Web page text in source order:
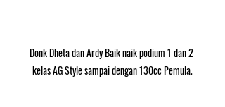
Donk Dheta dan Ardy Baik naik podium 1 dan 2
kelas AG Style sampai dengan 130cc Pemula.